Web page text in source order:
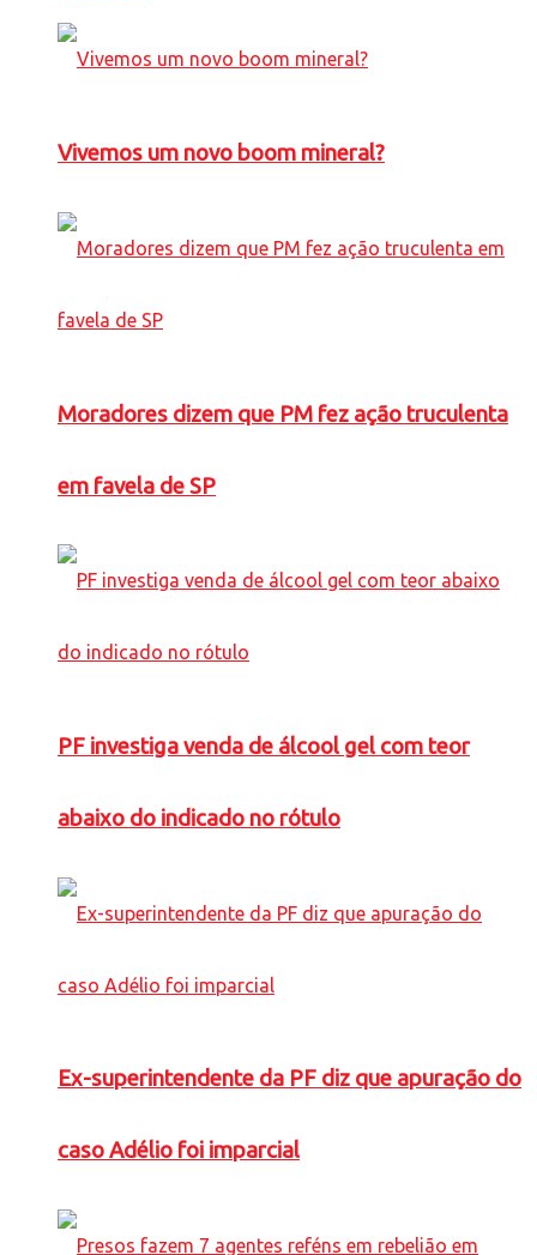
Vivemos um novo boom mineral?
Moradores dizem que PM fez ação truculenta
em favela de SP
PF investiga venda de álcool gel com teor
abaixo do indicado no rótulo
Ex-superintendente da PF diz que apuração do
caso Adélio foi imparcial